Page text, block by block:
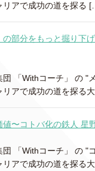
リアで成功の道を探る
部分をもっと掘り下
「Withコーチ」 の "
リアで成功の道を探る
〜コトバ化の鉄人 星
「Withコーチ」 の "
リアで成功の道を探る